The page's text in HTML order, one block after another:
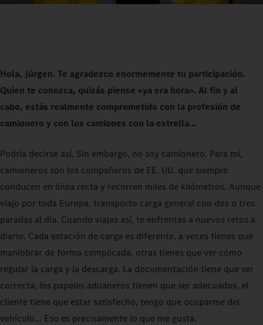
Hola, Jürgen. Te agradezco enormemente tu participación.
Quien te conozca, quizás piense «ya era hora». Al fin y al
cabo, estás realmente comprometido con la profesión de
camionero y con los camiones con la estrella...
Podría decirse así. Sin embargo, no soy camionero. Para mí,
camioneros son los compañeros de EE. UU. que siempre
conducen en línea recta y recorren miles de kilómetros. Aunque
viajo por toda Europa, transporto carga general con dos o tres
paradas al día. Cuando viajas así, te enfrentas a nuevos retos a
diario. Cada estación de carga es diferente, a veces tienes que
maniobrar de forma complicada, otras tienes que ver cómo
regular la carga y la descarga. La documentación tiene que ser
correcta, los papeles aduaneros tienen que ser adecuados, el
cliente tiene que estar satisfecho, tengo que ocuparme del
vehículo... Eso es precisamente lo que me gusta.